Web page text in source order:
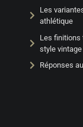
Les
athlétique
Les finitions
style vintage
Réponses